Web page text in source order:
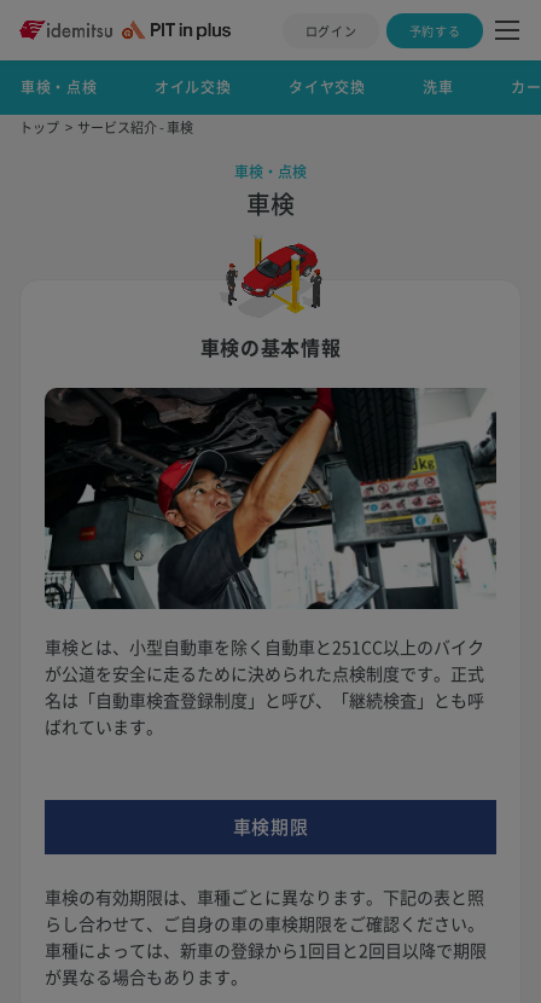
ログイン 予約する
車検・点検 オイル交換 タイヤ交換 洗車 カ
トップ サービス紹介 - 車検
車検・点検
車検
車検の基本情報
車検とは、小型自動車を除く自動車と251CC以上のバイク
が公道を安全に走るために決められた点検制度です。正式
名は「自動車検査登録制度」と呼び、「継続検査」とも呼
ばれています。
車検期限
車検の有効期限は、車種ごとに異なります。下記の表と照
らし合わせて、ご自身の車の車検期限をご確認ください。
車種によっては、新車の登録から1回目と2回目以降で期限
が異なる場合もあります。